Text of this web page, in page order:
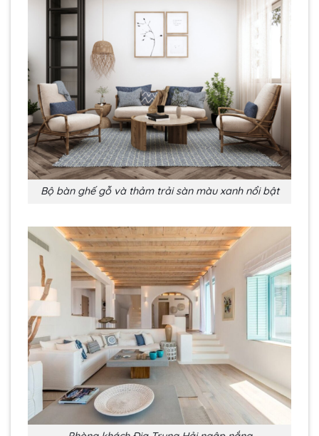
Bộ bàn ghế gỗ và thảm trải sàn màu xanh nổi bật